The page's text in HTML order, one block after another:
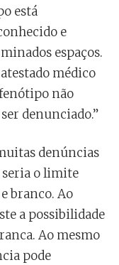
está
e
espaços.
médico
não
denunciado.”
denúncias
seria o limite
branco. Ao
a possibilidade
Ao mesmo
pode